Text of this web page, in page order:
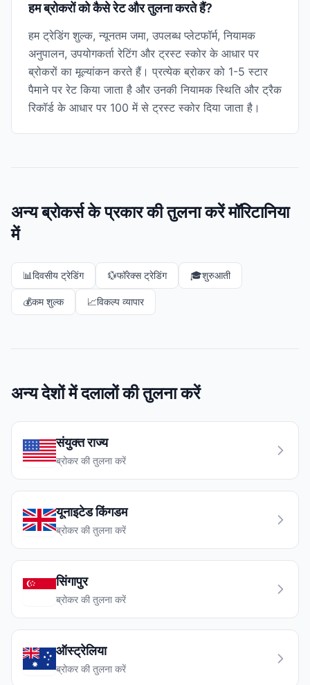
हम ब्रोकरों को कैसे रेट और तुलना करते हैं?
हम ट्रेडिंग शुल्क, न्यूनतम जमा, उपलब्ध प्लेटफॉर्म, नियामक
अनुपालन, उपयोगकर्ता रेटिंग और ट्रस्ट स्कोर के आधार पर
ब्रोकरों का मूल्यांकन करते हैं। प्रत्येक ब्रोकर को 1-5 स्टार
पैमाने पर रेट किया जाता है और उनकी नियामक स्थिति और ट्रैक
रिकॉर्ड के आधार पर 100 में से ट्रस्ट स्कोर दिया जाता है।
अन्य ब्रोकर्स के प्रकार की तुलना करें मॉरिटानिया
में
📊दिवसीय ट्रेडिंग 💱फॉरेक्स ट्रेडिंग 🎓शुरुआती
💰कम शुल्क 📈विकल्प व्यापार
अन्य देशों में दलालों की तुलना करें
संयुक्त राज्य
ब्रोकर की तुलना करें
यूनाइटेड किंगडम
ब्रोकर की तुलना करें
सिंगापुर
ब्रोकर की तुलना करें
ऑस्ट्रेलिया
ब्रोकर की तुलना करें